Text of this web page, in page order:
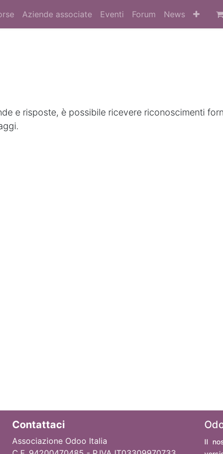
Aziende associate Eventi Forum News
e risposte, è possibile ricevere riconoscimenti
Contattaci
Associazione Odoo Italia
Il